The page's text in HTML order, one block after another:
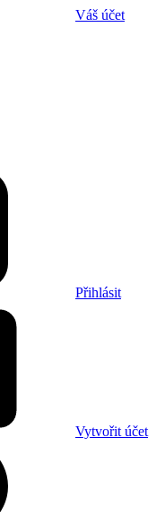
Váš účet
Přihlásit
Vytvořit účet